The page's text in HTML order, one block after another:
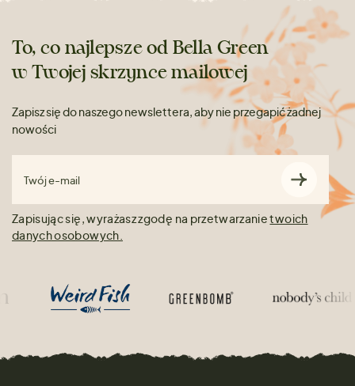
To, co najlepsze od Bella Green
w Twojej skrzynce mailowej
Zapisz się do naszego newslettera, aby nie przegapić żadnej
nowości
Twój e-mail
Zapisując się, wyrażasz zgodę na przetwarzanietwoich
danych osobowych.